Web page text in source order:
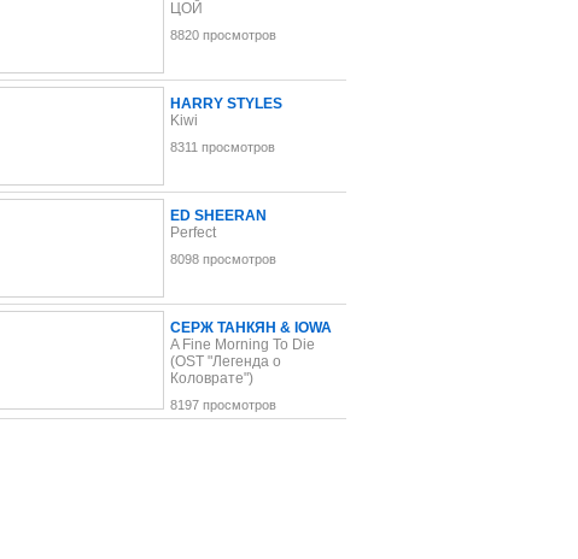
ЦОЙ
8820 просмотров
HARRY STYLES
Kiwi
8311 просмотров
ED SHEERAN
Perfect
8098 просмотров
СЕРЖ ТАНКЯН & IOWA
A Fine Morning To Die
(OST "Легенда о
Коловрате")
8197 просмотров